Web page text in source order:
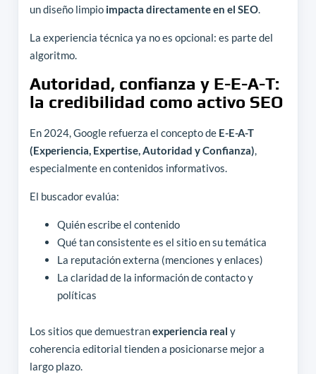
un diseño limpio impacta directamente en el SEO.
La experiencia técnica ya no es opcional: es parte del
algoritmo.
Autoridad, confianza y E-E-A-T:
la credibilidad como activo SEO
En 2024, Google refuerza el concepto de E-E-A-T
(Experiencia, Expertise, Autoridad y Confianza),
especialmente en contenidos informativos.
El buscador evalúa:
Quién escribe el contenido
Qué tan consistente es el sitio en su temática
La reputación externa (menciones y enlaces)
La claridad de la información de contacto y
políticas
Los sitios que demuestranexperiencia real y
coherencia editorial tienden a posicionarse mejor a
largo plazo.